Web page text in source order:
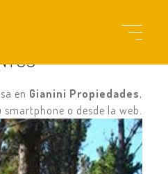
en Gianini Propiedades,
smartphone o desde la web.